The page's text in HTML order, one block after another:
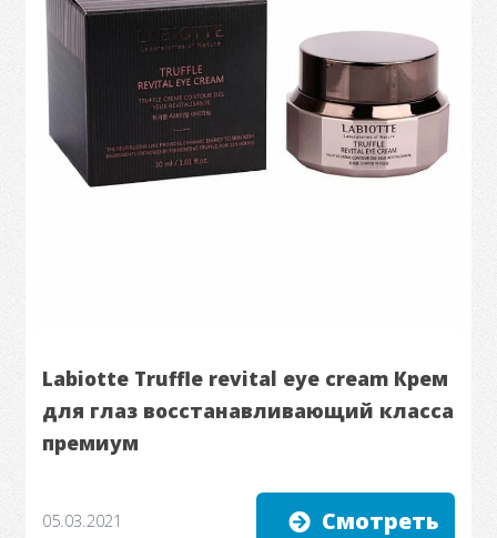
Labiotte Truffle revital eye cream Крем
для глаз восстанавливающий класса
премиум
05.03.2021 Смотреть